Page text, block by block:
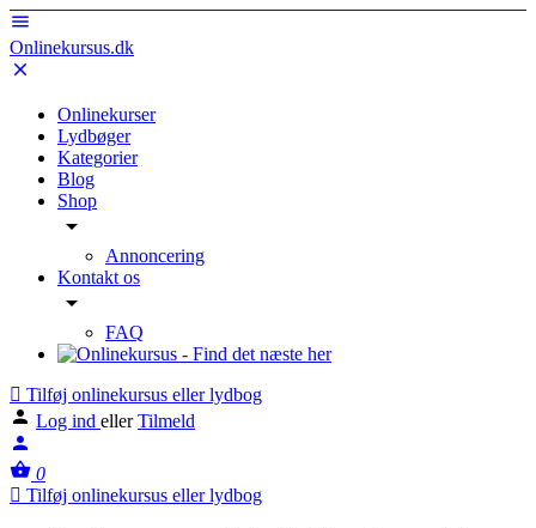
Onlinekursus.dk
Onlinekurser
Lydbøger
Kategorier
Blog
Shop
Annoncering
Kontakt os
FAQ
Tilføj onlinekursus eller lydbog
Log ind eller Tilmeld
0
Tilføj onlinekursus eller lydbog